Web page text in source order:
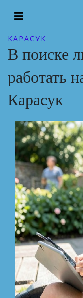
КАРАСУК
В поиске
работать
Карасук